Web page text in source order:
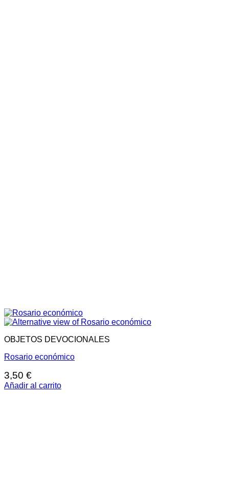
OBJETOS DEVOCIONALES
Rosario económico
3,50 €
Añadir al carrito